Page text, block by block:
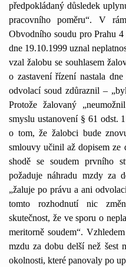
předpokládaný důsledek
pracovního poměru“. V
Obvodního soudu pro Prahu 4
dne 19.10.1999 uznal
vzal žalobu se souhlasem
o zastavení řízení nastala
odvolací soud zdůraznil –
Protože žalovaný
smyslu ustanovení § 61 odst.
o tom, že žalobci bude
smlouvy učinil až dopisem ze
shodě se soudem prvního
požaduje náhradu mzdy za
„žaluje po právu a ani
tomto rozhodnutí nic
skutečnost, že ve sporu o
meritorně soudem“.
mzdu za dobu delší než šest
okolnosti, které panovaly po